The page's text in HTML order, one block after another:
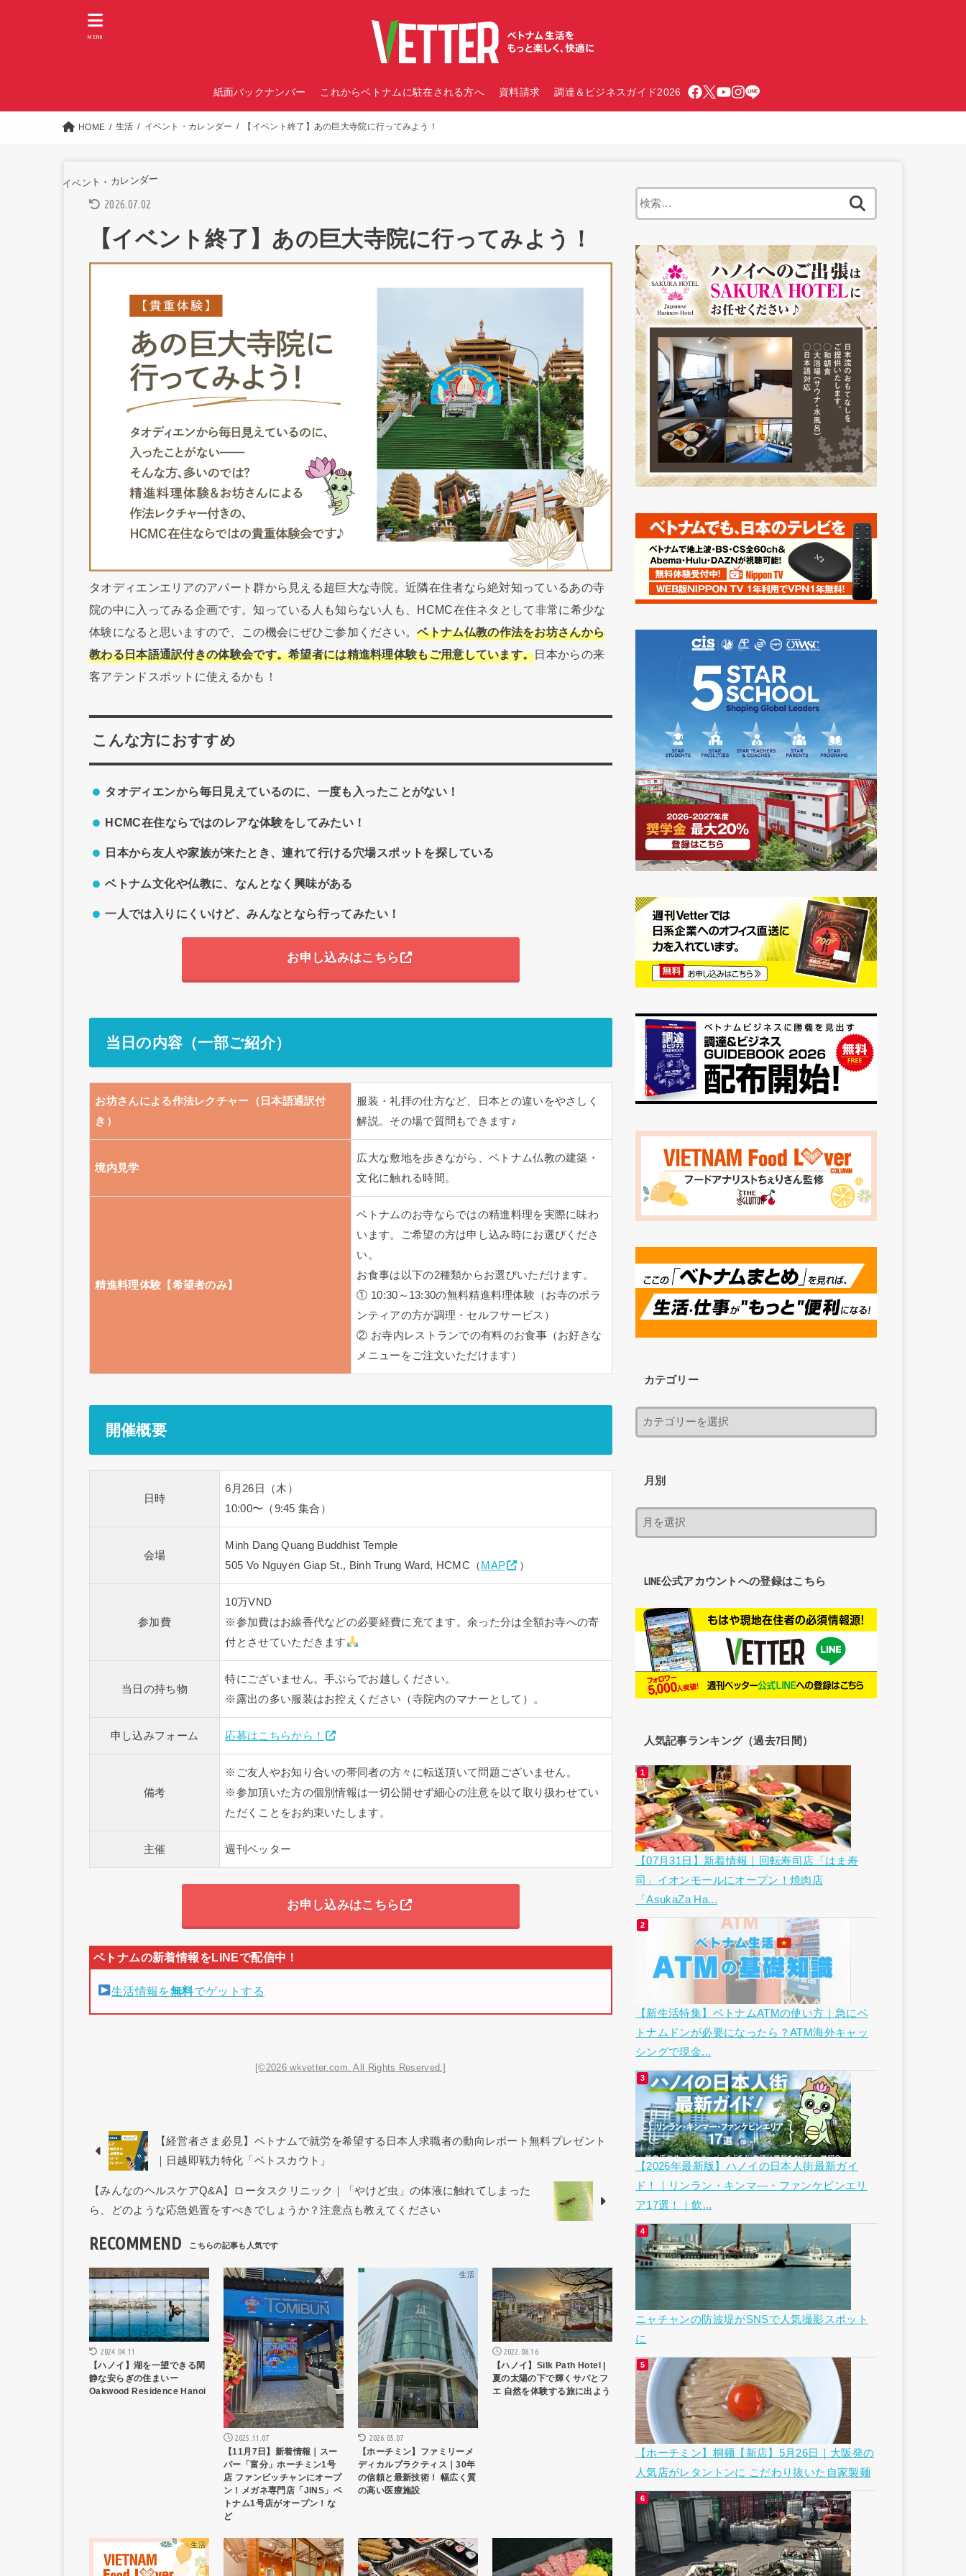
紙面バックナンバー これからベトナムに駐在される方へ 資料請求 調達＆ビジネスガイド2026
MENU
HOME 生活 イベント・カレンダー 【イベント終了】あの巨大寺院に行ってみよう！
イベント・カレンダー
2026.07.02
【イベント終了】あの巨大寺院に行ってみよう！
タオディエンエリアのアパート群から見える超巨大な寺院。近隣在住者なら絶対知っているあの寺
院の中に入ってみる企画です。知っている人も知らない人も、HCMC在住ネタとして非常に希少な
体験になると思いますので、この機会にぜひご参加ください。ベトナム仏教の作法をお坊さんから
教わる日本語通訳付きの体験会です。希望者には精進料理体験もご用意しています。日本からの来
客アテンドスポットに使えるかも！
こんな方におすすめ
タオディエンから毎日見えているのに、一度も入ったことがない！
HCMC在住ならではのレアな体験をしてみたい！
日本から友人や家族が来たとき、連れて行ける穴場スポットを探している
ベトナム文化や仏教に、なんとなく興味がある
一人では入りにくいけど、みんなとなら行ってみたい！
お申し込みはこちら
当日の内容（一部ご紹介）
お坊さんによる作法レクチャー（日本語通訳付
き）
服装・礼拝の仕方など、日本との違いをやさしく
解説。その場で質問もできます♪
境内見学
広大な敷地を歩きながら、ベトナム仏教の建築・
文化に触れる時間。
精進料理体験【希望者のみ】
ベトナムのお寺ならではの精進料理を実際に味わ
います。ご希望の方は申し込み時にお選びくださ
い。
お食事は以下の2種類からお選びいただけます。
① 10:30～13:30の無料精進料理体験（お寺のボラ
ンティアの方が調理・セルフサービス）
② お寺内レストランでの有料のお食事（お好きな
メニューをご注文いただけます）
開催概要
日時
6月26日（木）
10:00〜（9:45 集合）
会場
Minh Dang Quang Buddhist Temple
505 Vo Nguyen Giap St., Binh Trung Ward, HCMC（ MAP ）
参加費
10万VND
※参加費はお線香代などの必要経費に充てます。余った分は全額お寺への寄
付とさせていただきます
当日の持ち物
特にございません。手ぶらでお越しください。
※露出の多い服装はお控えください（寺院内のマナーとして）。
申し込みフォーム 応募はこちらから！
備考
※ご友人やお知り合いの帯同者の方々に転送頂いて問題ございません。
※参加頂いた方の個別情報は一切公開せず細心の注意を以て取り扱わせてい
ただくことをお約束いたします。
主催 週刊ベッター
お申し込みはこちら
生活情報を無料でゲットする
[©2026 wkvetter.com. All Rights Reserved.]
【経営者さま必見】ベトナムで就労を希望する日本人求職者の動向レポート無料プレゼント
｜日越即戦力特化「ベトスカウト」
【みんなのヘルスケアQ&A】ロータスクリニック｜「やけど虫」の体液に触れてしまった
ら、どのような応急処置をすべきでしょうか？注意点も教えてください
RECOMMEND
住まい（不動産・住居サービス）
2024.04.11
【ハノイ】湖を一望できる閑
静な安らぎの住まいー
Oakwood Residence Hanoi
トピックス
2025.11.07
【11月7日】新着情報｜スー
パー「富分」ホーチミン1号
店 ファンビッチャンにオープ
ン！メガネ専門店「JINS」ベ
トナム1号店がオープン！な
ど
生活
2026.05.07
【ホーチミン】ファミリーメ
ディカルプラクティス｜30年
の信頼と最新技術！ 幅広く質
の高い医療施設
生活
2022.08.16
【ハノイ】Silk Path Hotel |
夏の太陽の下で輝くサパとフ
エ 自然を体験する旅に出よう
生活 生活 HCMCレストラン ハノイレストラン
カテゴリー
月別
LINE公式アカウントへの登録はこちら
人気記事ランキング（過去7日間）
【07月31日】新着情報｜回転寿司店「はま寿
司」イオンモールにオープン！焼肉店
「AsukaZa Ha...
【新生活特集】ベトナムATMの使い方｜急にベ
トナムドンが必要になったら？ATM海外キャッ
シングで現金...
【2026年最新版】ハノイの日本人街最新ガイ
ド！｜リンラン・キンマ―・ファンケビンエリ
ア17選！｜飲...
ニャチャンの防波堤がSNSで人気撮影スポット
に
【ホーチミン】桐麺【新店】5月26日｜大阪発の
人気店がレタントンに こだわり抜いた自家製麺